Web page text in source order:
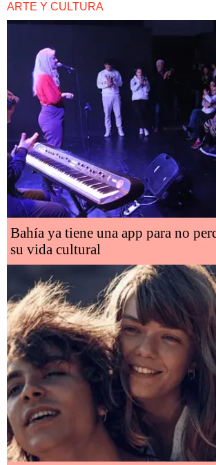
ARTE Y CULTURA
Bahía ya tiene una app para no
su vida cultural